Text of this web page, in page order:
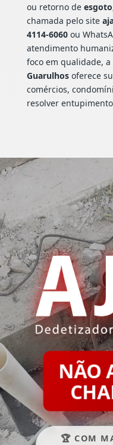
ou retorno de esgoto
chamada pelo site
4114-6060ou
atendimento
foco em qualidade, a
Guarulhosoferece
comércios,
resolver
NÃO
🏆 COM